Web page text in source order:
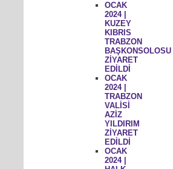
OCAK
2024 |
KUZEY
KIBRIS
TRABZON
BAŞKONSOLOSU
ZİYARET
EDİLDİ
OCAK
2024 |
TRABZON
VALİSİ
AZİZ
YILDIRIM
ZİYARET
EDİLDİ
OCAK
2024 |